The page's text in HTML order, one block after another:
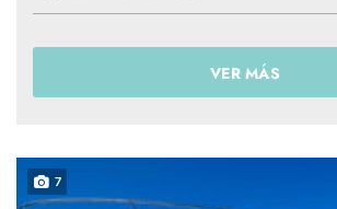
VER MÁS
7